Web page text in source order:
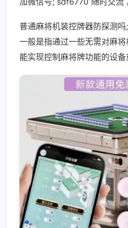
普通麻将机装控牌器防探测
一般是指通过一些无需对麻
能实现控制麻将牌功能的设备